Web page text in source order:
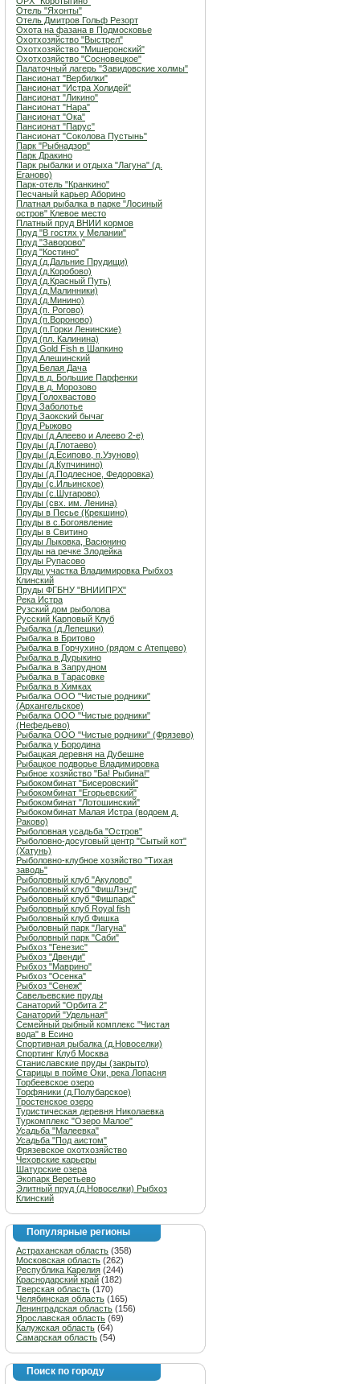
Отель "Яхонты"
Отель Дмитров Гольф Резорт
Охота на фазана в Подмосковье
Охотхозяйство "Выстрел"
Охотхозяйство "Мишеронский"
Охотхозяйство "Сосновецкое"
Палаточный лагерь "Завидовские холмы"
Пансионат "Вербилки"
Пансионат "Истра Холидей"
Пансионат "Ликино"
Пансионат "Нара"
Пансионат "Ока"
Пансионат "Парус"
Пансионат "Соколова Пустынь"
Парк "Рыбнадзор"
Парк Дракино
Парк рыбалки и отдыха "Лагуна" (д.
Еганово)
Парк-отель "Кранкино"
Песчаный карьер Аборино
Платная рыбалка в парке "Лосиный
остров" Клевое место
Платный пруд ВНИИ кормов
Пруд "В гостях у Мелании"
Пруд "Заворово"
Пруд "Костино"
Пруд (д.Дальние Прудищи)
Пруд (д.Коробово)
Пруд (д.Красный Путь)
Пруд (д.Малинники)
Пруд (д.Минино)
Пруд (п. Рогово)
Пруд (п.Вороново)
Пруд (п.Горки Ленинские)
Пруд (пл. Калинина)
Пруд Gold Fish в Шапкино
Пруд Алешинский
Пруд Белая Дача
Пруд в д. Большие Парфенки
Пруд в д. Морозово
Пруд Голохвастово
Пруд Заболотье
Пруд Заокский бычаг
Пруд Рыжово
Пруды (д.Алеево и Алеево 2-е)
Пруды (д.Глотаево)
Пруды (д.Есипово, п.Узуново)
Пруды (д.Купчинино)
Пруды (д.Подлесное, Федоровка)
Пруды (с.Ильинское)
Пруды (с.Шугарово)
Пруды (свх. им. Ленина)
Пруды в Песье (Крекшино)
Пруды в с.Богоявление
Пруды в Свитино
Пруды Лыковка, Васюнино
Пруды на речке Злодейка
Пруды Рупасово
Пруды участка Владимировка Рыбхоз
Клинский
Пруды ФГБНУ "ВНИИПРХ"
Река Истра
Рузский дом рыболова
Русский Карповый Клуб
Рыбалка (д.Лепешки)
Рыбалка в Бритово
Рыбалка в Горчухино (рядом с Атепцево)
Рыбалка в Дурыкино
Рыбалка в Запрудном
Рыбалка в Тарасовке
Рыбалка в Химках
Рыбалка ООО "Чистые родники"
(Архангельское)
Рыбалка ООО "Чистые родники"
(Нефедьево)
Рыбалка ООО "Чистые родники" (Фрязево)
Рыбалка у Бородина
Рыбацкая деревня на Дубешне
Рыбацкое подворье Владимировка
Рыбное хозяйство "Ба! Рыбина!"
Рыбокомбинат "Бисеровский"
Рыбокомбинат "Егорьевский"
Рыбокомбинат "Лотошинский"
Рыбокомбинат Малая Истра (водоем д.
Раково)
Рыболовная усадьба "Остров"
Рыболовно-досуговый центр "Сытый кот"
(Хатунь)
Рыболовно-клубное хозяйство "Тихая
заводь"
Рыболовный клуб "Акулово"
Рыболовный клуб "ФишЛэнд"
Рыболовный клуб "Фишпарк"
Рыболовный клуб Royal fish
Рыболовный клуб Фишка
Рыболовный парк "Лагуна"
Рыболовный парк "Саби"
Рыбхоз "Генезис"
Рыбхоз "Двенди"
Рыбхоз "Маврино"
Рыбхоз "Осенка"
Рыбхоз "Сенеж"
Савельевские пруды
Санаторий "Орбита 2"
Санаторий "Удельная"
Семейный рыбный комплекс "Чистая
вода" в Есино
Спортивная рыбалка (д.Новоселки)
Спортинг Клуб Москва
Станиславские пруды (закрыто)
Старицы в пойме Оки, река Лопасня
Торбеевское озеро
Торфяники (д.Полубарское)
Тростенское озеро
Туристическая деревня Николаевка
Туркомплекс "Озеро Малое"
Усадьба "Малеевка"
Усадьба "Под аистом"
Фрязевское охотхозяйство
Чеховские карьеры
Шатурские озера
Экопарк Веретьево
Элитный пруд (д.Новоселки) Рыбхоз
Клинский
Популярные регионы
Астраханская область (358)
Московская область (262)
Республика Карелия (244)
Краснодарский край (182)
Тверская область (170)
Челябинская область (165)
Ленинградская область (156)
Ярославская область (69)
Калужская область (64)
Самарская область (54)
Поиск по городу